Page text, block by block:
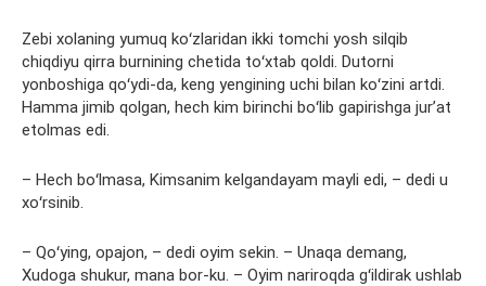
Zebi xolaning yumuq koʻzlaridan ikki tomchi yosh silqib
chiqdiyu qirra burnining chetida toʻxtab qoldi. Dutorni
yonboshiga qoʻydi-da, keng yengining uchi bilan koʻzini artdi.
Hamma jimib qolgan, hech kim birinchi boʻlib gapirishga jurʼat
etolmas edi.
– Hech boʻlmasa, Kimsanim kelgandayam mayli edi, – dedi u
xoʻrsinib.
– Qoʻying, opajon, – dedi oyim sekin. – Unaqa demang,
Xudoga shukur, mana bor-ku. – Oyim nariroqda gʻildirak ushlab